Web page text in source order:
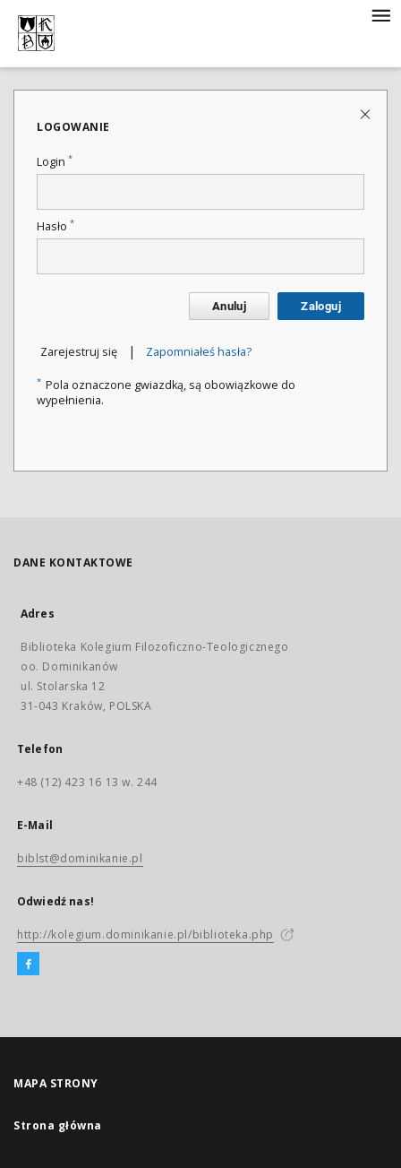
LOGOWANIE
Login *
Hasło *
Anuluj Zaloguj
Zarejestruj się | Zapomniałeś hasła?
* Pola oznaczone gwiazdką, są obowiązkowe do
wypełnienia.
DANE KONTAKTOWE
Adres
Biblioteka Kolegium Filozoficzno-Teologicznego
oo. Dominikanów
ul. Stolarska 12
31-043 Kraków, POLSKA
Telefon
+48 (12) 423 16 13 w. 244
E-Mail
biblst@dominikanie.pl
Odwiedź nas!
http://kolegium.dominikanie.pl/biblioteka.php
MAPA STRONY
Strona główna